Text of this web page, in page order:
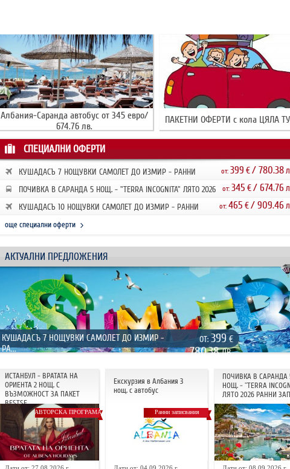
Албания-Саранда автобус от 345 евро/
674.76 лв.
ПАКЕТНИ ОФЕРТИ с кола ЦЯЛА
СПЕЦИАЛНИ ОФЕРТИ
КУШАДАСЪ 7 НОЩУВКИ САМОЛЕТ ДО ИЗМИР - РАННИ
ЗАПИСВАНИЯ 2026
от: 399 €/ 780.38
ПОЧИВКА В САРАНДА 5 НОЩ. - "TERRA INCOGNITA" ЛЯТО 2026
РАННИ ЗАПИ...
от: 345 €/ 674.76
КУШАДАСЪ 10 НОЩУВКИ САМОЛЕТ ДО ИЗМИР - РАННИ
ЗАПИСВАНИЯ 2026
от: 465 €/ 909.46
още специални оферти
АКТУАЛНИ ПРЕДЛОЖЕНИЯ
КУШАДАСЪ 7 НОЩУВКИ САМОЛЕТ ДО ИЗМИР -
РА...
ОТ: 399 €
780.38 ЛВ.
ИСТАНБУЛ - ВРАТАТА НА
ОРИЕНТА 2 НОЩ. С
ВЪЗМОЖНОСТ ЗА ПАКЕТ
BESTSE...
АВТОРСКА ПРОГРАМА
Екскурзия в Албания 3
нощ. с автобус
Ранни записвания
ПОЧИВКА В САРАНДА
НОЩ. - "TERRA
ЛЯТО 2026 РАННИ